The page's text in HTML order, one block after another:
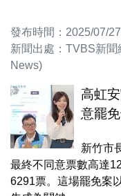
發布時間：2025/07/
新聞出處：TVBS新聞
News)
高虹
意罷
新竹市
最終不同意票數高達
6291票。這場罷免案